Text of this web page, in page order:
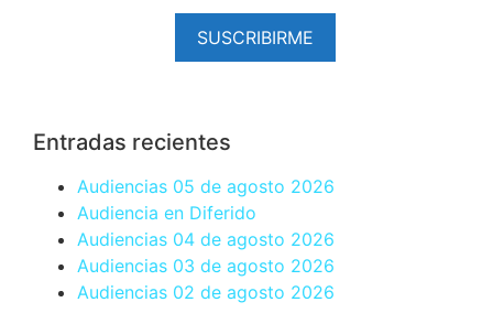
SUSCRIBIRME
Entradas recientes
Audiencias 05 de agosto 2026
Audiencia en Diferido
Audiencias 04 de agosto 2026
Audiencias 03 de agosto 2026
Audiencias 02 de agosto 2026